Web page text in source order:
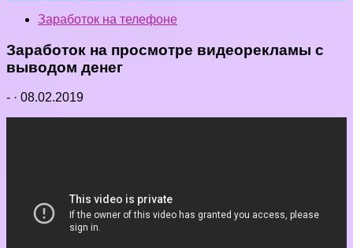
Заработок на телефоне
Заработок на просмотре видеорекламы с
выводом денег
- · 08.02.2019